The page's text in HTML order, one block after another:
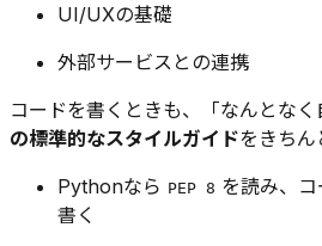
UI/UXの基礎
外部サービスとの連携
コードを書くときも、「なんとなく
の標準的なスタイルガイドをきちん
Pythonなら PEP 8 を読み、
書く